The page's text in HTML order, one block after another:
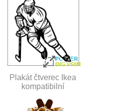
Plakát čtverec Ikea
kompatibilní